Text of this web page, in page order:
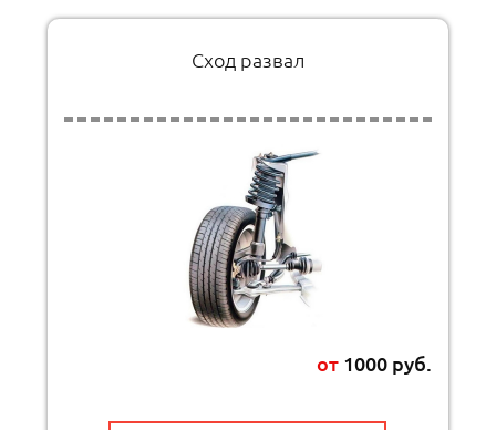
Cход развал
от1000 руб.